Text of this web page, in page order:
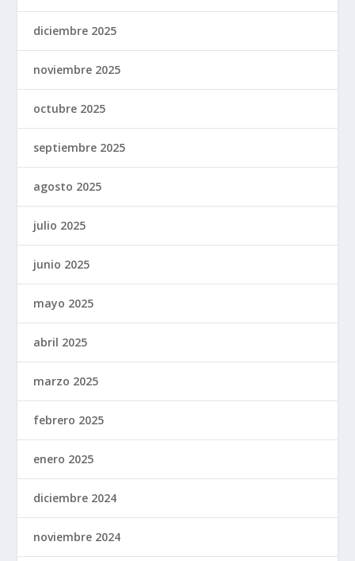
diciembre 2025
noviembre 2025
octubre 2025
septiembre 2025
agosto 2025
julio 2025
junio 2025
mayo 2025
abril 2025
marzo 2025
febrero 2025
enero 2025
diciembre 2024
noviembre 2024